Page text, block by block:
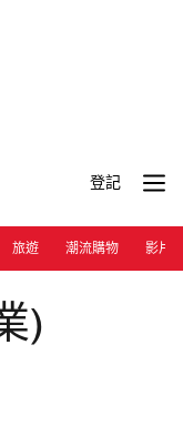
登記
旅遊 潮流購物 影片
)